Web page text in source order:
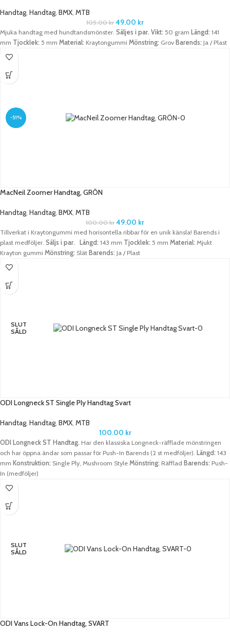
Handtag, Handtag, BMX, MTB
105.00kr 49.00 kr
Mjuka handtag med hundtandsmönster. Säljes i par. Vikt: 50 gram Längd: 141
mm Tjocklek: 5 mm Material: Kraytongummi Mönstring: Grov Barends: Ja / Plast
-51%
MacNeil Zoomer Handtag, GRÖN
Handtag, Handtag, BMX, MTB
100.00kr 49.00 kr
Tillverkat i Kraytongummi med horisontella ribbar för en unik känsla! Barends i
plast medföljer. Säljs i par. Längd: 143 mm Tjocklek: 5 mm Material: Mjukt
Krayton gummi Mönstring: Slät Barends: Ja / Plast
SLUT
SÅLD
ODI Longneck ST Single Ply Handtag Svart
Handtag, Handtag, BMX, MTB
100.00 kr
ODI Longneck ST Handtag. Har den klassiska Longneck-räfflade mönstringen
och har öppna ändar som passar för Push-In Barends (2 st medföljer). Längd: 143
mm Konstruktion: Single Ply, Mushroom Style Mönstring: Räfflad Barends: Push-
In (medföljer)
SLUT
SÅLD
ODI Vans Lock-On Handtag, SVART